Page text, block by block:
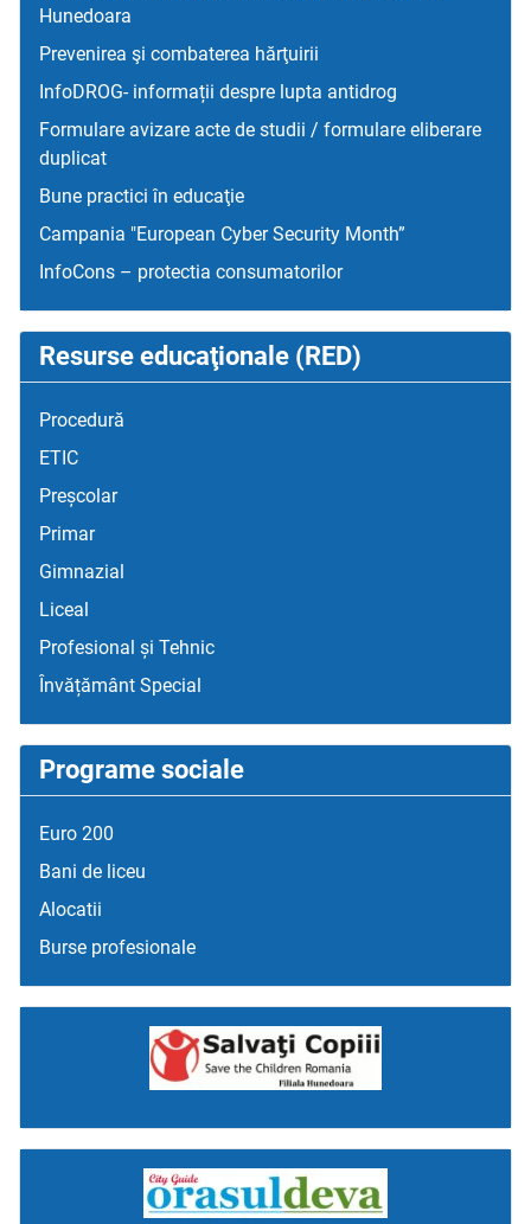
Hunedoara
Prevenirea şi combaterea hărţuirii
InfoDROG- informații despre lupta antidrog
Formulare avizare acte de studii / formulare eliberare
duplicat
Bune practici în educaţie
Campania "European Cyber Security Month”
InfoCons – protectia consumatorilor
Resurse educaţionale (RED)
Procedură
ETIC
Preșcolar
Primar
Gimnazial
Liceal
Profesional și Tehnic
Învățământ Special
Programe sociale
Euro 200
Bani de liceu
Alocatii
Burse profesionale